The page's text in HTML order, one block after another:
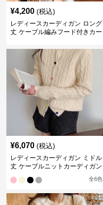
¥4,200 (税込)
レディースカーディガン ロング
丈 ケーブル編みフード付きカー
¥6,070 (税込)
レディースカーディガン ミドル
丈 ケーブルニットカーディガン
全6色